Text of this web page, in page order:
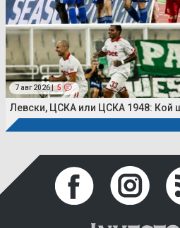
7 авг 2026 | 5
Левски, ЦСКА или ЦСКА 1948: Кой